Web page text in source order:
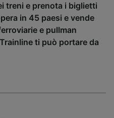
treni e prenota i biglietti
in 45 paesi e vende
e pullman
ti può portare da